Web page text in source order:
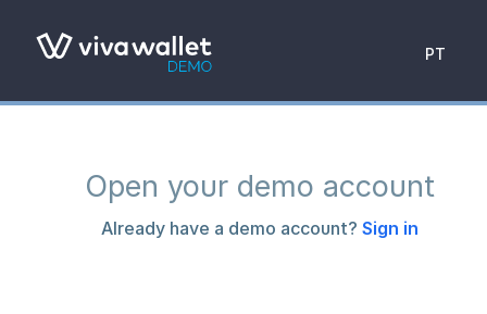
PT
Open your demo account
Already have a demo account? Sign in